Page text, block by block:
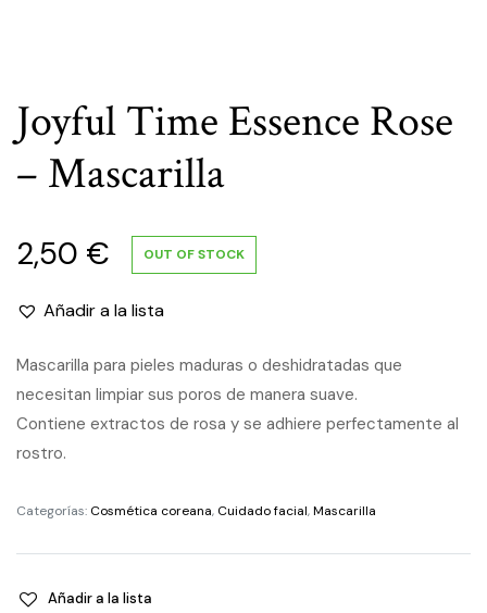
Joyful Time Essence Rose
– Mascarilla
2,50 € OUT OF STOCK
Añadir a la lista
Mascarilla para pieles maduras o deshidratadas que
necesitan limpiar sus poros de manera suave.
Contiene extractos de rosa y se adhiere perfectamente al
rostro.
Categorías: Cosmética coreana, Cuidado facial,Mascarilla
Añadir a la lista